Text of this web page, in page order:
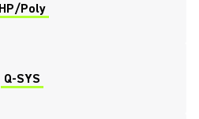
HP/Poly
Q-SYS